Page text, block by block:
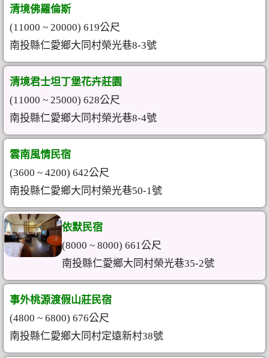
清境佛羅倫斯
(11000 ~ 20000) 619公尺
南投縣仁愛鄉大同村榮光巷8-3號
清境君士坦丁堡花卉莊園
(11000 ~ 25000) 628公尺
南投縣仁愛鄉大同村榮光巷8-4號
雲南風情民宿
(3600 ~ 4200) 642公尺
南投縣仁愛鄉大同村榮光巷50-1號
依默民宿
(8000 ~ 8000) 661公尺
南投縣仁愛鄉大同村榮光巷35-2號
事外桃源渡假山莊民宿
(4800 ~ 6800) 676公尺
南投縣仁愛鄉大同村定遠新村38號